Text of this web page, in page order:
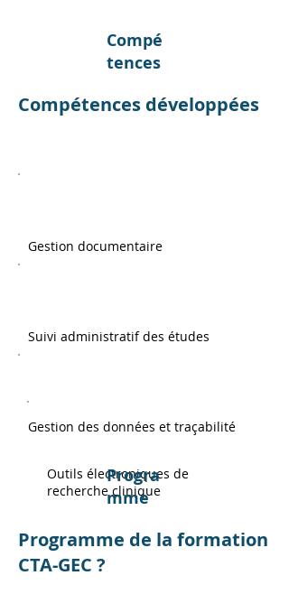
Compé
tences
Compétences développées
Gestion documentaire
Suivi administratif des études
Gestion des données et traçabilité
Outils électroniques de
recherche clinique
Progra
mme
Programme de la formation
CTA-GEC ?